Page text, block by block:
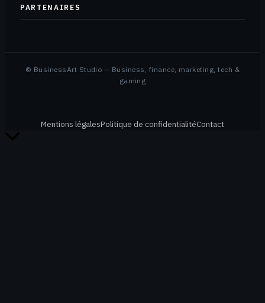
PARTENAIRES
© BusinessArt Studio — Business, finance, marketing, tech &
gaming
Mentions légalesPolitique de confidentialitéContact